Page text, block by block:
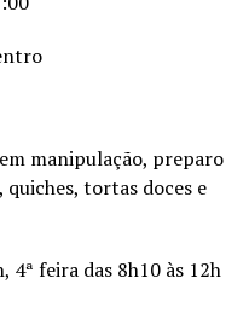
manipulação, preparo
quiches, tortas doces e
4ª feira das 8h10 às 12h